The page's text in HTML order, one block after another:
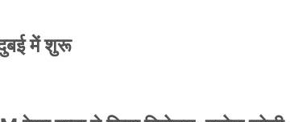
दुबई में शुरू